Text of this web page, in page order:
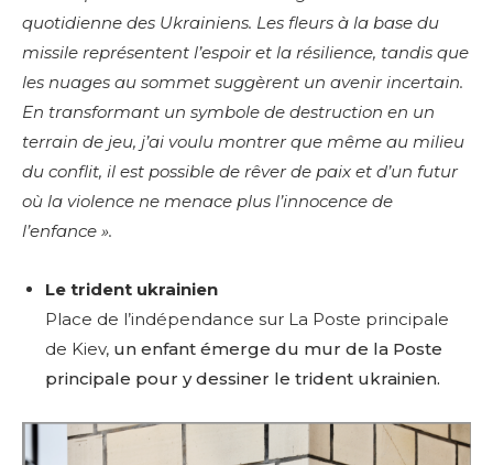
quotidienne des Ukrainiens. Les fleurs à la base du
missile représentent l’espoir et la résilience, tandis que
les nuages au sommet suggèrent un avenir incertain.
En transformant un symbole de destruction en un
terrain de jeu, j’ai voulu montrer que même au milieu
du conflit, il est possible de rêver de paix et d’un futur
où la violence ne menace plus l’innocence de
l’enfance ».
Le trident ukrainien
Place de l’indépendance sur La Poste principale
de Kiev, un enfant émerge du mur de la Poste
principale pour y dessiner le trident ukrainien.